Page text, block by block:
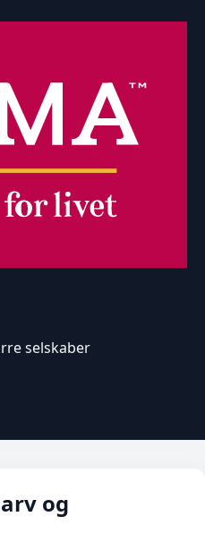
selskaber
og